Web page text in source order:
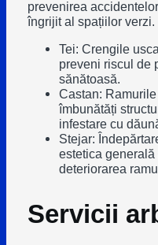
prevenirea
îngrijit al spațiilor verzi.
Tei: Crengile
preveni riscul de
sănătoasă.
Castan:
îmbunătăți
infestare cu
Stejar:
estetica
deteriorarea
Servicii